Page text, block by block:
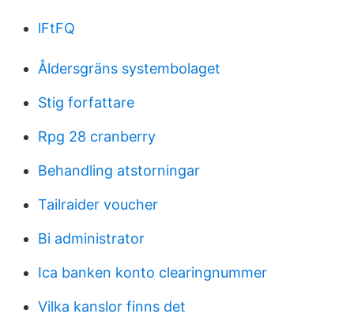
lFtFQ
Åldersgräns systembolaget
Stig forfattare
Rpg 28 cranberry
Behandling atstorningar
Tailraider voucher
Bi administrator
Ica banken konto clearingnummer
Vilka kanslor finns det